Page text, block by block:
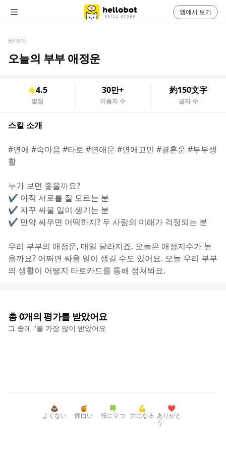
라마마
오늘의 부부 애정운
4.5
별점
30만+
이용자 수
約150文字
글자 수
스킬 소개
#연애 #속마음 #타로 #연애운 #연애고민 #결혼운 #부부생
활
누가 보면 좋을까요?
✔️ 아직 서로를 잘 모르는 분
✔️ 자꾸 싸울 일이 생기는 분
✔️ 만약 싸우면 어떡하지? 두 사람의 미래가 걱정되는 분
우리 부부의 애정운, 매일 달라지죠. 오늘은 애정지수가 높
을까요? 어쩌면 싸울 일이 생길 수도 있어요. 오늘 우리 부부
의 생활이 어떨지 타로카드를 통해 점쳐봐요.
총0개의 평가를 받았어요
그 중에 ''를 가장 많이 받았어요
💩
よくない
🍯
面白い
🍀
役に立つ
💪
力になる
❤️
ありがと
う
앱에서 보기